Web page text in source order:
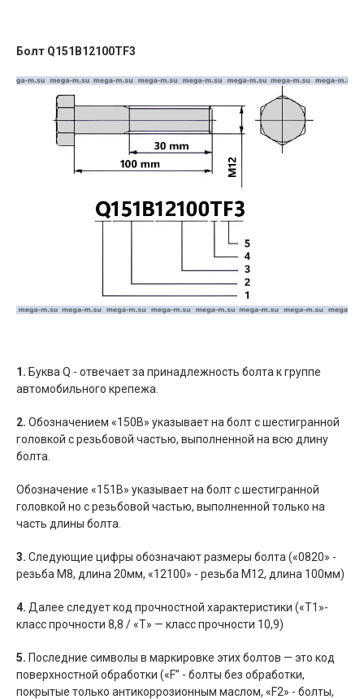
Болт Q151B12100TF3
1. Буква Q - отвечает за принадлежность болта к группе
автомобильного крепежа.
2. Обозначением «150B» указывает на болт с шестигранной
головкой с резьбовой частью, выполненной на всю длину
болта.
Обозначение «151B» указывает на болт с шестигранной
головкой но с резьбовой частью, выполненной только на
часть длины болта.
3. Следующие цифры обозначают размеры болта («0820» -
резьба М8, длина 20мм, «12100» - резьба М12, длина 100мм)
4. Далее следует код прочностной характеристики («Т1»-
класс прочности 8,8 / «Т» — класс прочности 10,9)
5. Последние символы в маркировке этих болтов — это код
поверхностной обработки («F” - болты без обработки,
покрытые только антикоррозионным маслом, «F2» - болты,